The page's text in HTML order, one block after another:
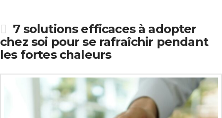
7 solutions efficaces à adopter
chez soi pour se rafraîchir pendant
les fortes chaleurs